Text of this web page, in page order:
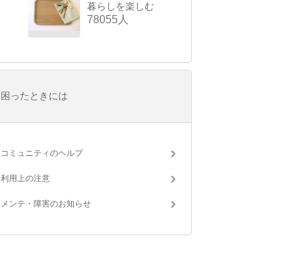
暮らしを楽しむ
78055人
困ったときには
コミュニティのヘルプ
利用上の注意
メンテ・障害のお知らせ